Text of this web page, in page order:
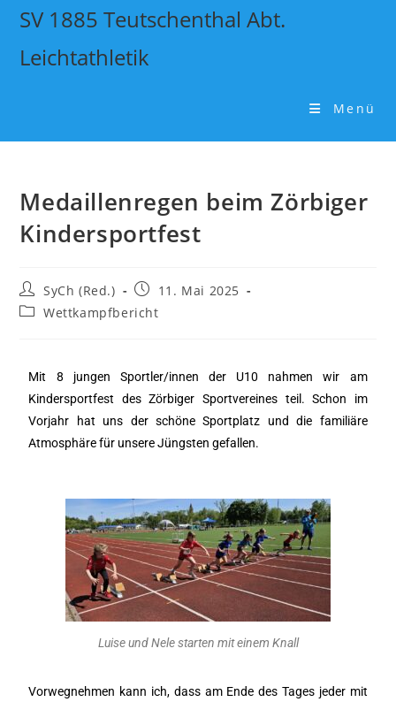
SV 1885 Teutschenthal Abt.
Leichtathletik
Menü
Medaillenregen beim Zörbiger
Kindersportfest
SyCh (Red.)
11. Mai 2025
Wettkampfbericht
Mit 8 jungen Sportler/innen der U10 nahmen wir am
Kindersportfest des Zörbiger Sportvereines teil. Schon im
Vorjahr hat uns der schöne Sportplatz und die familiäre
Atmosphäre für unsere Jüngsten gefallen.
Luise und Nele starten mit einem Knall
Vorwegnehmen kann ich, dass am Ende des Tages jeder mit